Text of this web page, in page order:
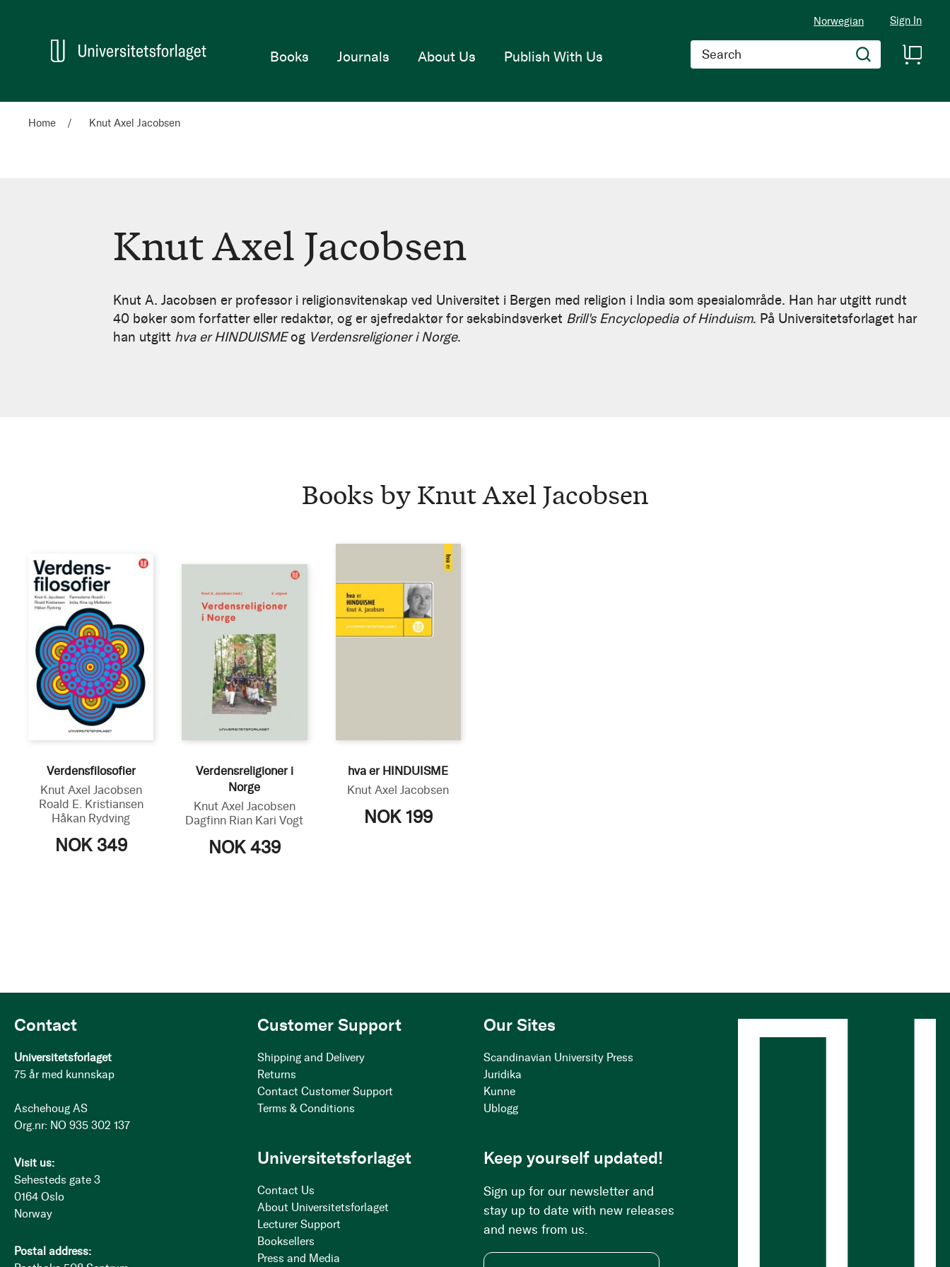
Norwegian Sign In
Search
Home
Books Journals About Us Publish With Us
Home Knut Axel Jacobsen
Knut
Jacobsen
Knut Axel Jacobsen
Knut A. Jacobsen er professor i religionsvitenskap ved Universitet i Bergen med religion i India som spesialområde. Han har utgitt rundt
40 bøker som forfatter eller redaktør, og er sjefredaktør for seksbindsverket Brill's Encyclopedia of Hinduism. På Universitetsforlaget har
han utgitt hva er HINDUISMEog Verdensreligioner i Norge.
Books by Knut Axel Jacobsen
Verdensfilosofier
Knut Axel Jacobsen
Roald E. Kristiansen
Håkan Rydving
NOK 349
Verdensreligioner i
Norge
Knut Axel Jacobsen
Dagfinn Rian Kari Vogt
NOK 439
hva er HINDUISME
Knut Axel Jacobsen
NOK 199
Contact
Universitetsforlaget
75 år med kunnskap
Aschehoug AS
Org.nr: NO 935 302 137
Visit us:
Sehesteds gate 3
0164 Oslo
Norway
Postal address:
Customer Support
Shipping and Delivery
Returns
Contact Customer Support
Terms & Conditions
Our Sites
Scandinavian University Press
Juridika
Kunne
Ublogg
Universitetsforlaget
Contact Us
About Universitetsforlaget
Lecturer Support
Booksellers
Press and Media
Keep yourself updated!
Sign up for our newsletter and
stay up to date with new releases
and news from us.